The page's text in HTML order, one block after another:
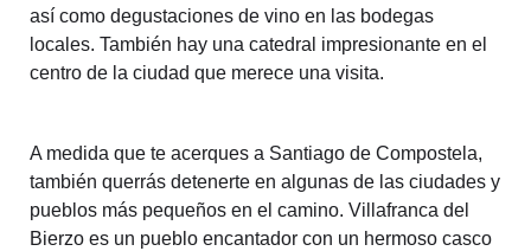
así como degustaciones de vino en las bodegas
locales. También hay una catedral impresionante en el
centro de la ciudad que merece una visita.
A medida que te acerques a Santiago de Compostela,
también querrás detenerte en algunas de las ciudades y
pueblos más pequeños en el camino. Villafranca del
Bierzo es un pueblo encantador con un hermoso casco